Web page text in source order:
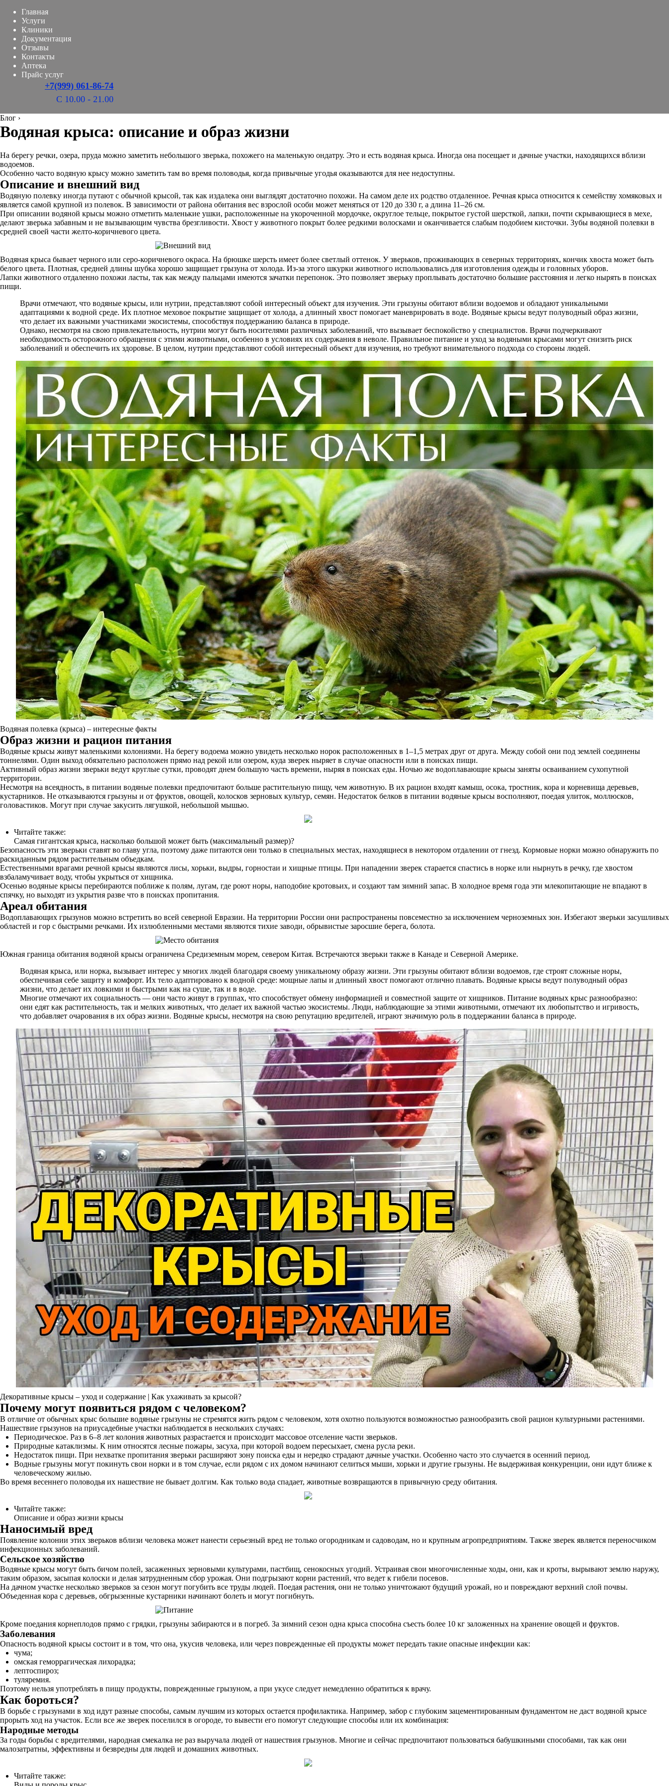
Главная
Услуги
Клиники
Документация
Отзывы
Контакты
Аптека
Прайс услуг
+7(999) 061-86-74
С 10.00 - 21.00
Блог ›
Водяная крыса: описание и образ жизни
На берегу речки, озера, пруда можно заметить небольшого зверька, похожего на маленькую ондатру. Это и есть водяная крыса. Иногда она посещает и дачные участки, находящихся вблизи
водоемов.
Особенно часто водяную крысу можно заметить там во время половодья, когда привычные угодья оказываются для нее недоступны.
Описание и внешний вид
Водяную полевку иногда путают с обычной крысой, так как издалека они выглядят достаточно похожи. На самом деле их родство отдаленное. Речная крыса относится к семейству хомяковых и
является самой крупной из полевок. В зависимости от района обитания вес взрослой особи может меняться от 120 до 330 г, а длина 11–26 см.
При описании водяной крысы можно отметить маленькие ушки, расположенные на укороченной мордочке, округлое тельце, покрытое густой шерсткой, лапки, почти скрывающиеся в мехе,
делают зверька забавным и не вызывающим чувства брезгливости. Хвост у животного покрыт более редкими волосками и оканчивается слабым подобием кисточки. Зубы водяной полевки в
средней своей части желто-коричневого цвета.
Водяная крыса бывает черного или серо-коричневого окраса. На брюшке шерсть имеет более светлый оттенок. У зверьков, проживающих в северных территориях, кончик хвоста может быть
белого цвета. Плотная, средней длины шубка хорошо защищает грызуна от холода. Из-за этого шкурки животного использовались для изготовления одежды и головных уборов.
Лапки животного отдаленно похожи ласты, так как между пальцами имеются зачатки перепонок. Это позволяет зверьку проплывать достаточно большие расстояния и легко нырять в поисках
пищи.
Врачи отмечают, что водяные крысы, или нутрии, представляют собой интересный объект для изучения. Эти грызуны обитают вблизи водоемов и обладают уникальными
адаптациями к водной среде. Их плотное меховое покрытие защищает от холода, а длинный хвост помогает маневрировать в воде. Водяные крысы ведут полуводный образ жизни,
что делает их важными участниками экосистемы, способствуя поддержанию баланса в природе.
Однако, несмотря на свою привлекательность, нутрии могут быть носителями различных заболеваний, что вызывает беспокойство у специалистов. Врачи подчеркивают
необходимость осторожного обращения с этими животными, особенно в условиях их содержания в неволе. Правильное питание и уход за водяными крысами могут снизить риск
заболеваний и обеспечить их здоровье. В целом, нутрии представляют собой интересный объект для изучения, но требуют внимательного подхода со стороны людей.
Водяная полевка (крыса) – интересные факты
Образ жизни и рацион питания
Водяные крысы живут маленькими колониями. На берегу водоема можно увидеть несколько норок расположенных в 1–1,5 метрах друг от друга. Между собой они под землей соединены
тоннелями. Один выход обязательно расположен прямо над рекой или озером, куда зверек ныряет в случае опасности или в поисках пищи.
Активный образ жизни зверьки ведут круглые сутки, проводят днем большую часть времени, ныряя в поисках еды. Ночью же водоплавающие крысы заняты осваиванием сухопутной
территории.
Несмотря на всеядность, в питании водяные полевки предпочитают больше растительную пищу, чем животную. В их рацион входят камыш, осока, тростник, кора и корневища деревьев,
кустарников. Не отказываются грызуны и от фруктов, овощей, колосков зерновых культур, семян. Недостаток белков в питании водяные крысы восполняют, поедая улиток, моллюсков,
головастиков. Могут при случае закусить лягушкой, небольшой мышью.
Читайте также:
Самая гигантская крыса, насколько большой может быть (максимальный размер)?
Безопасность эти зверьки ставят во главу угла, поэтому даже питаются они только в специальных местах, находящиеся в некотором отдалении от гнезд. Кормовые норки можно обнаружить по
раскиданным рядом растительным объедкам.
Естественными врагами речной крысы являются лисы, хорьки, выдры, горностаи и хищные птицы. При нападении зверек старается спастись в норке или нырнуть в речку, где хвостом
взбаламучивает воду, чтобы укрыться от хищника.
Осенью водяные крысы перебираются поближе к полям, лугам, где роют норы, наподобие кротовьих, и создают там зимний запас. В холодное время года эти млекопитающие не впадают в
спячку, но выходят из укрытия разве что в поисках пропитания.
Ареал обитания
Водоплавающих грызунов можно встретить во всей северной Евразии. На территории России они распространены повсеместно за исключением черноземных зон. Избегают зверьки засушливых
областей и гор с быстрыми речками. Их излюбленными местами являются тихие заводи, обрывистые заросшие берега, болота.
Южная граница обитания водяной крысы ограничена Средиземным морем, севером Китая. Встречаются зверьки также в Канаде и Северной Америке.
Водяная крыса, или норка, вызывает интерес у многих людей благодаря своему уникальному образу жизни. Эти грызуны обитают вблизи водоемов, где строят сложные норы,
обеспечивая себе защиту и комфорт. Их тело адаптировано к водной среде: мощные лапы и длинный хвост помогают отлично плавать. Водяные крысы ведут полуводный образ
жизни, что делает их ловкими и быстрыми как на суше, так и в воде.
Многие отмечают их социальность — они часто живут в группах, что способствует обмену информацией и совместной защите от хищников. Питание водяных крыс разнообразно:
они едят как растительность, так и мелких животных, что делает их важной частью экосистемы. Люди, наблюдающие за этими животными, отмечают их любопытство и игривость,
что добавляет очарования в их образ жизни. Водяные крысы, несмотря на свою репутацию вредителей, играют значимую роль в поддержании баланса в природе.
Декоративные крысы – уход и содержание | Как ухаживать за крысой?
Почему могут появиться рядом с человеком?
В отличие от обычных крыс большие водяные грызуны не стремятся жить рядом с человеком, хотя охотно пользуются возможностью разнообразить свой рацион культурными растениями.
Нашествие грызунов на приусадебные участки наблюдается в нескольких случаях:
Периодическое. Раз в 6–8 лет колония животных разрастается и происходит массовое отселение части зверьков.
Природные катаклизмы. К ним относятся лесные пожары, засуха, при которой водоем пересыхает, смена русла реки.
Недостаток пищи. При нехватке пропитания зверьки расширяют зону поиска еды и нередко страдают дачные участки. Особенно часто это случается в осенний период.
Водные грызуны могут покинуть свои норки и в том случае, если рядом с их домом начинают селиться мыши, хорьки и другие грызуны. Не выдерживая конкуренции, они идут ближе к
человеческому жилью.
Во время весеннего половодья их нашествие не бывает долгим. Как только вода спадает, животные возвращаются в привычную среду обитания.
Читайте также:
Описание и образ жизни крысы
Наносимый вред
Появление колонии этих зверьков вблизи человека может нанести серьезный вред не только огородникам и садоводам, но и крупным агропредприятиям. Также зверек является переносчиком
инфекционных заболеваний.
Сельское хозяйство
Водяные крысы могут быть бичом полей, засаженных зерновыми культурами, пастбищ, сенокосных угодий. Устраивая свои многочисленные ходы, они, как и кроты, вырывают землю наружу,
таким образом, засыпая колоски и делая затрудненным сбор урожая. Они подгрызают корни растений, что ведет к гибели посевов.
На дачном участке несколько зверьков за сезон могут погубить все труды людей. Поедая растения, они не только уничтожают будущий урожай, но и повреждают верхний слой почвы.
Объеденная кора с деревьев, обгрызенные кустарники начинают болеть и могут погибнуть.
Кроме поедания корнеплодов прямо с грядки, грызуны забираются и в погреб. За зимний сезон одна крыса способна съесть более 10 кг заложенных на хранение овощей и фруктов.
Заболевания
Опасность водяной крысы состоит и в том, что она, укусив человека, или через поврежденные ей продукты может передать такие опасные инфекции как:
чума;
омская геморрагическая лихорадка;
лептоспироз;
туляремия.
Поэтому нельзя употреблять в пищу продукты, поврежденные грызуном, а при укусе следует немедленно обратиться к врачу.
Как бороться?
В борьбе с грызунами в ход идут разные способы, самым лучшим из которых остается профилактика. Например, забор с глубоким зацементированным фундаментом не даст водяной крысе
прорыть ход на участок. Если все же зверек поселился в огороде, то вывести его помогут следующие способы или их комбинация:
Народные методы
За годы борьбы с вредителями, народная смекалка не раз выручала людей от нашествия грызунов. Многие и сейчас предпочитают пользоваться бабушкиными способами, так как они
малозатратны, эффективны и безвредны для людей и домашних животных.
Читайте также: